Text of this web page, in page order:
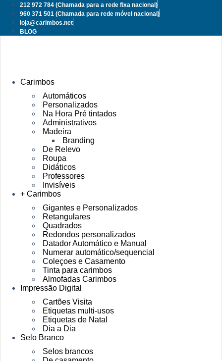
Pular
para
conteúdo
212 972 784 (Chamada para a rede fixa nacional)
960 371 501 (Chamada para rede móvel nacional)
loja@carimbos.net
BLOG
Carimbos
Automáticos
Personalizados
Na Hora Pré tintados
Administrativos
Madeira
Branding
De Relevo
Roupa
Didáticos
Professores
Invisíveis
+ Carimbos
Gigantes e Personalizados
Retangulares
Quadrados
Redondos personalizados
Datador Automático e Manual
Numerar automático/sequencial
Coleçoes e Casamento
Tinta para carimbos
Almofadas Carimbos
Impressão Digital
Cartões Visita
Etiquetas multi-usos
Etiquetas de Natal
Dia a Dia
Selo Branco
Selos brancos